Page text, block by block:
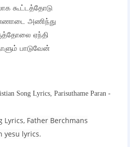
கூட்டத்தோடு
அணிந்து
ஏந்தி
பாடுவேன்
Song Lyrics, Parisuthame Paran -
Lyrics, Father Berchmans
yesu lyrics.